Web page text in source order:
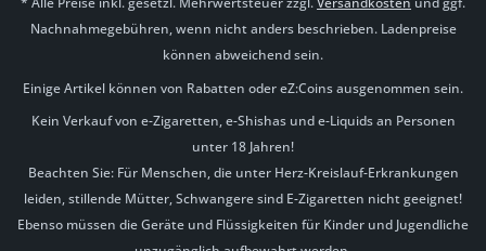
Nachnahmegebühren, wenn nicht anders beschrieben. Ladenpreise
können abweichend sein.
Einige Artikel können von Rabatten oder eZ:Coins ausgenommen sein.
Kein Verkauf von e-Zigaretten, e-Shishas und e-Liquids an Personen
unter 18 Jahren!
Beachten Sie: Für Menschen, die unter Herz-Kreislauf-Erkrankungen
leiden, stillende Mütter, Schwangere sind E-Zigaretten nicht geeignet!
Ebenso müssen die Geräte und Flüssigkeiten für Kinder und Jugendliche